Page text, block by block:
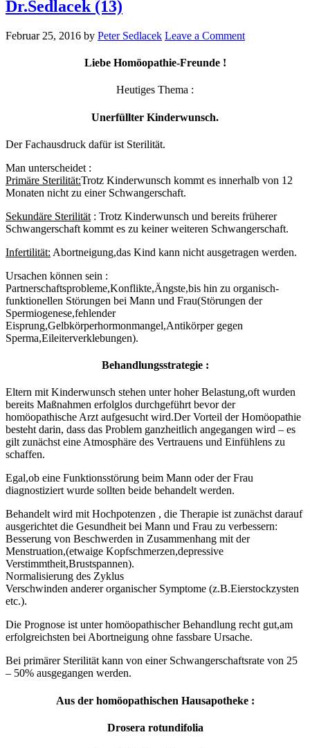
Dr.Sedlacek (13)
Februar 25, 2016 by Peter Sedlacek Leave a Comment
Liebe Homöopathie-Freunde !
Heutiges Thema :
Unerfüllter Kinderwunsch.
Der Fachausdruck dafür ist Sterilität.
Man unterscheidet :
Primäre Sterilität:Trotz Kinderwunsch kommt es innerhalb von 12
Monaten nicht zu einer Schwangerschaft.
Sekundäre Sterilität : Trotz Kinderwunsch und bereits früherer
Schwangerschaft kommt es zu keiner weiteren Schwangerschaft.
Infertilität: Abortneigung,das Kind kann nicht ausgetragen werden.
Ursachen können sein :
Partnerschaftsprobleme,Konflikte,Ängste,bis hin zu organisch-
funktionellen Störungen bei Mann und Frau(Störungen der
Spermiogenese,fehlender
Eisprung,Gelbkörperhormonmangel,Antikörper gegen
Sperma,Eileiterverklebungen).
Behandlungsstrategie :
Eltern mit Kinderwunsch stehen unter hoher Belastung,oft wurden
bereits Maßnahmen erfolglos durchgeführt bevor der
homöopathische Arzt aufgesucht wird.Der Vorteil der Homöopathie
besteht darin, dass das Problem ganzheitlich angegangen wird – es
gilt zunächst eine Atmosphäre des Vertrauens und Einfühlens zu
schaffen.
Egal,ob eine Funktionsstörung beim Mann oder der Frau
diagnostiziert wurde sollten beide behandelt werden.
Behandelt wird mit Hochpotenzen , die Therapie ist zunächst darauf
ausgerichtet die Gesundheit bei Mann und Frau zu verbessern:
Besserung von Beschwerden in Zusammenhang mit der
Menstruation,(etwaige Kopfschmerzen,depressive
Verstimmtheit,Brustspannen).
Normalisierung des Zyklus
Verschwinden anderer organischer Symptome (z.B.Eierstockzysten
etc.).
Die Prognose ist unter homöopathischer Behandlung recht gut,am
erfolgreichsten bei Abortneigung ohne fassbare Ursache.
Bei primärer Sterilität kann von einer Schwangerschaftsrate von 25
– 50% ausgegangen werden.
Aus der homöopathischen Hausapotheke :
Drosera rotundifolia